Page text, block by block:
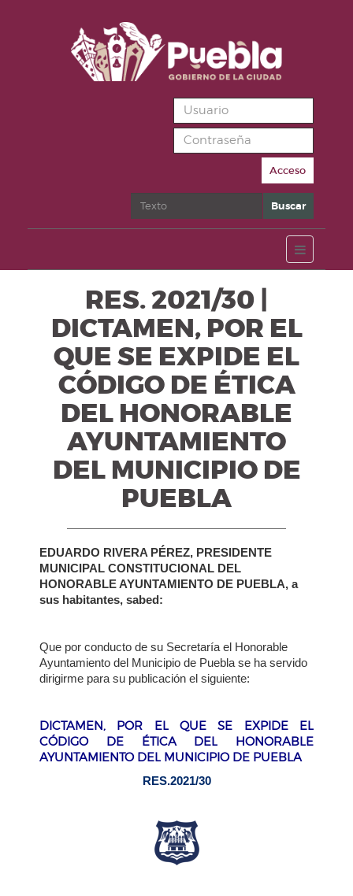
Acceso
Buscar Buscar
RES. 2021/30 |
DICTAMEN, POR EL
QUE SE EXPIDE EL
CÓDIGO DE ÉTICA
DEL HONORABLE
AYUNTAMIENTO
DEL MUNICIPIO DE
PUEBLA
EDUARDO RIVERA PÉREZ, PRESIDENTE
MUNICIPAL CONSTITUCIONAL DEL
HONORABLE AYUNTAMIENTO DE PUEBLA, a
sus habitantes, sabed:
Que por conducto de su Secretaría el Honorable
Ayuntamiento del Municipio de Puebla se ha servido
dirigirme para su publicación el siguiente:
DICTAMEN, POR EL QUE SE EXPIDE EL
CÓDIGO DE ÉTICA DEL HONORABLE
AYUNTAMIENTO DEL MUNICIPIO DE PUEBLA
RES.2021/30